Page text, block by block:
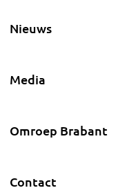
Nieuws
Media
Omroep Brabant
Contact